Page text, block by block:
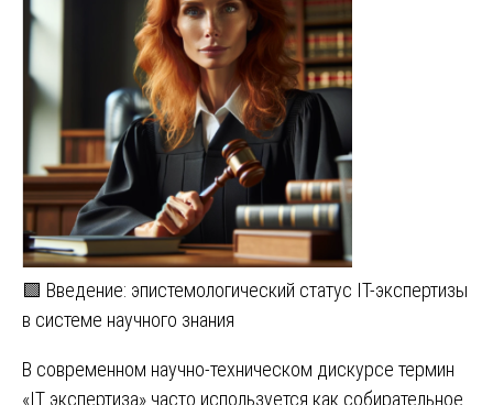
🟩 Введение: эпистемологический статус IT-экспертизы
в системе научного знания
В современном научно-техническом дискурсе термин
«IT экспертиза» часто используется как собирательное